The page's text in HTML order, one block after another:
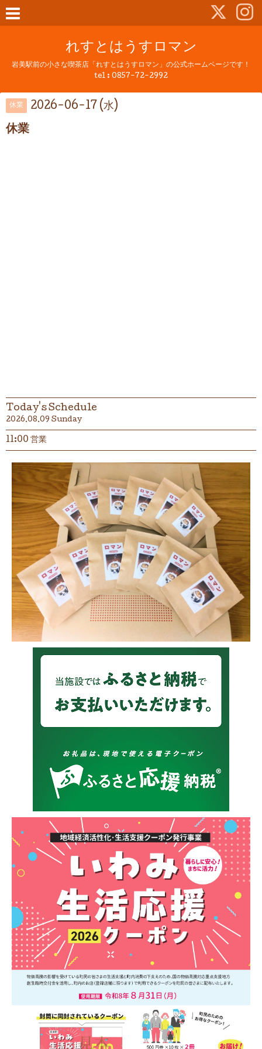
れすとはうすロマン
岩美駅前の小さな喫茶店「れすとはうすロマン」の公式ホームページです！
tel : 0857-72-2992
休業 2026-06-17 (水)
休業
Today's Schedule
2026.08.09 Sunday
11:00 営業